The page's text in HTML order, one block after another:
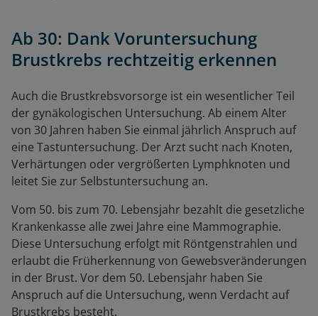
Ab 30: Dank Voruntersuchung
Brustkrebs rechtzeitig erkennen
Auch die Brustkrebsvorsorge ist ein wesentlicher Teil
der gynäkologischen Untersuchung. Ab einem Alter
von 30 Jahren haben Sie einmal jährlich Anspruch auf
eine Tastuntersuchung. Der Arzt sucht nach Knoten,
Verhärtungen oder vergrößerten Lymphknoten und
leitet Sie zur Selbstuntersuchung an.
Vom 50. bis zum 70. Lebensjahr bezahlt die gesetzliche
Krankenkasse alle zwei Jahre eine Mammographie.
Diese Untersuchung erfolgt mit Röntgenstrahlen und
erlaubt die Früherkennung von Gewebsveränderungen
in der Brust. Vor dem 50. Lebensjahr haben Sie
Anspruch auf die Untersuchung, wenn Verdacht auf
Brustkrebs besteht.